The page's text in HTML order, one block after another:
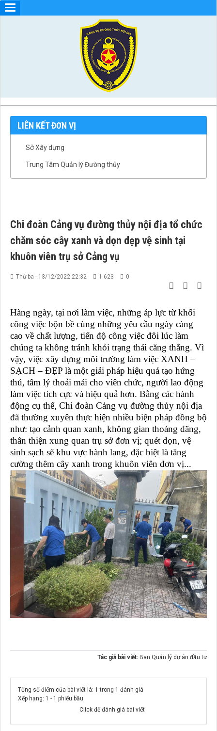
LIÊN KẾT ĐƠN VỊ
Sở Xây dựng
Trung Tâm Quản lý Đường thủy
Chi đoàn Cảng vụ đường thủy nội địa tổ chức
chăm sóc cây xanh và dọn dẹp vệ sinh tại
khuôn viên trụ sở Cảng vụ
Thứ ba - 13/12/2022 22:32 1.623 0
Hàng ngày, tại nơi làm việc, những áp lực từ khối
công việc bộn bề cùng những yêu cầu ngày càng
cao về chất lượng, tiến độ công việc đôi lúc làm
chúng ta không tránh khỏi trạng thái căng thẳng. Vì
vậy, việc xây dựng môi trường làm việc XANH –
SẠCH – ĐẸP là một giải pháp hiệu quả tạo hứng
thú, tâm lý thoải mái cho viên chức, người lao động
làm việc tích cực và hiệu quả hơn. Bằng các hành
động cụ thể, Chi đoàn Cảng vụ đường thủy nội địa
đã thường xuyên thực hiện nhiều biện pháp đồng bộ
như: tạo cảnh quan xanh, không gian thoáng đãng,
thân thiện xung quan trụ sở đơn vị; quét dọn, vệ
sinh sạch sẽ khu vực hành lang, đặc biệt là tăng
cường thêm cây xanh trong khuôn viên đơn vị...
Tác giả bài viết: Ban Quản lý dự án đầu tư
Tổng số điểm của bài viết là: 1 trong 1 đánh giá
Xếp hạng: 1 - 1 phiếu bầu
Click để đánh giá bài viết